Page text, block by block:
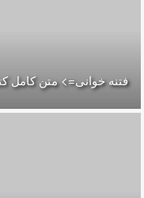
فتنه خوانی=> متن کامل کتاب 3 جلدی «عبور